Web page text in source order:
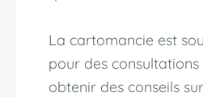
La cartomancie est
pour des
obtenir des conseils